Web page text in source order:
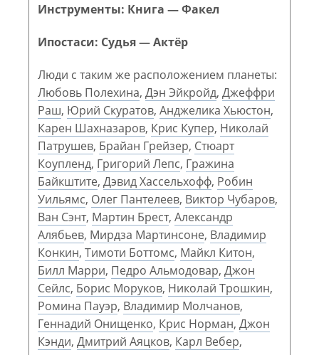
Инструменты: Книга — Факел
Ипостаси: Судья — Актёр
Люди с таким же расположением планеты:
Любовь Полехина, Дэн Эйкройд, Джеффри
Раш, Юрий Скуратов, Анджелика Хьюстон,
Карен Шахназаров, Крис Купер, Николай
Патрушев, Брайан Грейзер, Стюарт
Коупленд, Григорий Лепс, Гражина
Байкштите, Дэвид Хассельхофф, Робин
Уильямс, Олег Пантелеев, Виктор Чубаров,
Ван Сэнт, Мартин Брест, Александр
Алябьев, Мирдза Мартинсоне, Владимир
Конкин, Тимоти Боттомс, Майкл Китон,
Билл Марри, Педро Альмодовар, Джон
Сейлс, Борис Моруков, Николай Трошкин,
Ромина Пауэр, Владимир Молчанов,
Геннадий Онищенко, Крис Норман, Джон
Кэнди, Дмитрий Аяцков, Карл Вебер,